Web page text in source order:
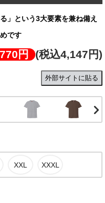
」という3大要素を兼ね備え
です
円 (税込4,147円)
外部サイトに貼る